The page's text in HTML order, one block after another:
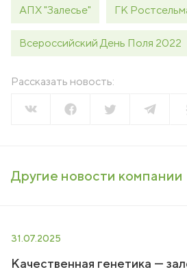
АПХ "Залесье"
ГК
Всероссийский День Поля 2022
Рассказать новость:
Другие новости компании
31.07.2025
Качественная генетика —